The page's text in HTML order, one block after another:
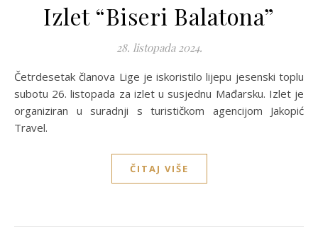
Izlet “Biseri Balatona”
28. listopada 2024.
Četrdesetak članova Lige je iskoristilo lijepu jesenski toplu
subotu 26. listopada za izlet u susjednu Mađarsku. Izlet je
organiziran u suradnji s turističkom agencijom Jakopić
Travel.
ČITAJ VIŠE